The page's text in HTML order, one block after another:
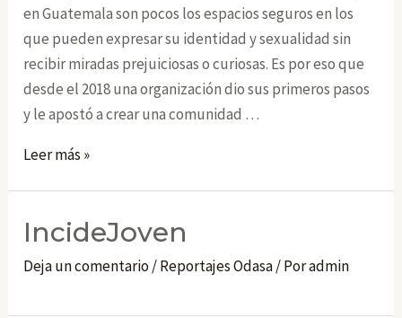
en Guatemala son pocos los espacios seguros en los
que pueden expresar su identidad y sexualidad sin
recibir miradas prejuiciosas o curiosas. Es por eso que
desde el 2018 una organización dio sus primeros pasos
y le apostó a crear una comunidad …
Visibles
Leer más »
IncideJoven
Deja un comentario/Reportajes Odasa/ Poradmin